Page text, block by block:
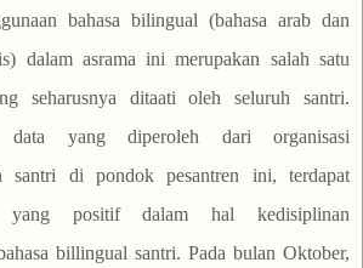
bahasa bilingual (bahasa arab dan
dalam asrama ini merupakan salah satu
seharusnya ditaati oleh seluruh santri.
data yang diperoleh dari organisasi
santri di pondok pesantren ini, terdapat
yang positif dalam hal kedisiplinan
billingual santri. Pada bulan Oktober,